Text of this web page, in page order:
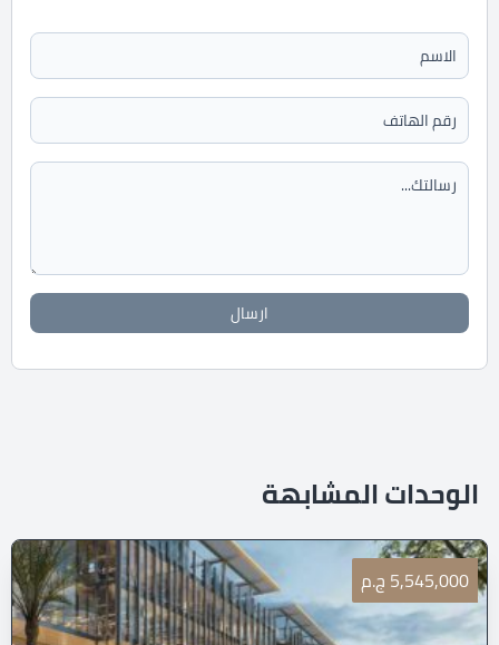
ارسال
الوحدات المشابهة
5,545,000 ج.م